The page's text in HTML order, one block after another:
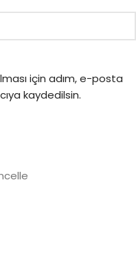
için adım, e-posta
kaydedilsin.